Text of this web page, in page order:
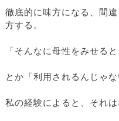
徹底的に味方になる、間
方する。
「そんなに母性をみせる
とか「利用されるんじゃ
私の経験によると、それは